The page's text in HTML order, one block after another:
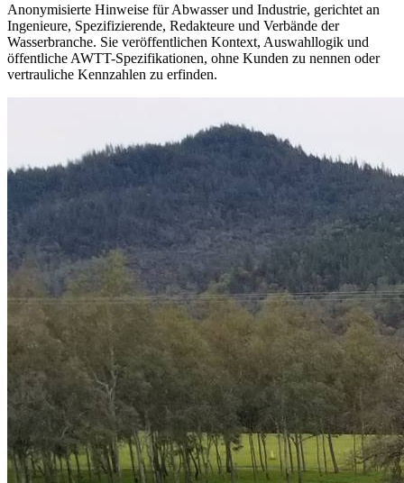
Anonymisierte Hinweise für Abwasser und Industrie, gerichtet an
Ingenieure, Spezifizierende, Redakteure und Verbände der
Wasserbranche. Sie veröffentlichen Kontext, Auswahllogik und
öffentliche AWTT-Spezifikationen, ohne Kunden zu nennen oder
vertrauliche Kennzahlen zu erfinden.